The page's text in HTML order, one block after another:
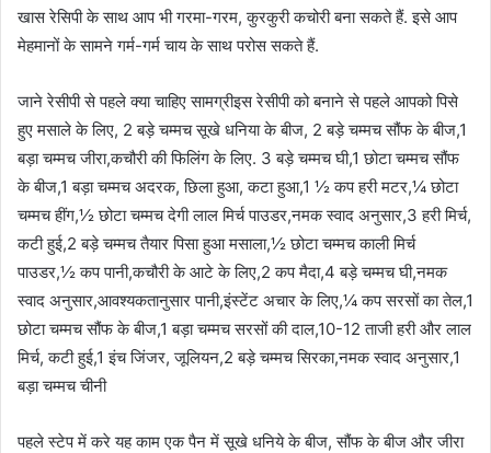
खास रेसिपी के साथ आप भी गरमा-गरम, कुरकुरी कचोरी बना सकते हैं. इसे आप
मेहमानों के सामने गर्म-गर्म चाय के साथ परोस सकते हैं.
जाने रेसीपी से पहले क्या चाहिए सामग्रीइस रेसीपी को बनाने से पहले आपको पिसे
हुए मसाले के लिए, 2 बड़े चम्मच सूखे धनिया के बीज, 2 बड़े चम्मच सौंफ के बीज,1
बड़ा चम्मच जीरा,कचौरी की फिलिंग के लिए. 3 बड़े चम्मच घी,1 छोटा चम्मच सौंफ
के बीज,1 बड़ा चम्मच अदरक, छिला हुआ, कटा हुआ,1 ½ कप हरी मटर,¼ छोटा
चम्मच हींग,½ छोटा चम्मच देगी लाल मिर्च पाउडर,नमक स्वाद अनुसार,3 हरी मिर्च,
कटी हुई,2 बड़े चम्मच तैयार पिसा हुआ मसाला,½ छोटा चम्मच काली मिर्च
पाउडर,½ कप पानी,कचौरी के आटे के लिए,2 कप मैदा,4 बड़े चम्मच घी,नमक
स्वाद अनुसार,आवश्यकतानुसार पानी,इंस्टेंट अचार के लिए,¼ कप सरसों का तेल,1
छोटा चम्मच सौंफ के बीज,1 बड़ा चम्मच सरसों की दाल,10-12 ताजी हरी और लाल
मिर्च, कटी हुई,1 इंच जिंजर, जूलियन,2 बड़े चम्मच सिरका,नमक स्वाद अनुसार,1
बड़ा चम्मच चीनी
पहले स्टेप में करे यह काम एक पैन में सूखे धनिये के बीज, सौंफ के बीज और जीरा